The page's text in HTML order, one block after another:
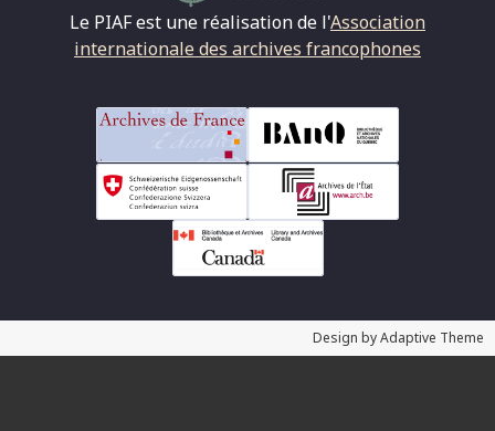
Le PIAF est une réalisation de l'Association
internationale des archives francophones
Design by Adaptive Theme